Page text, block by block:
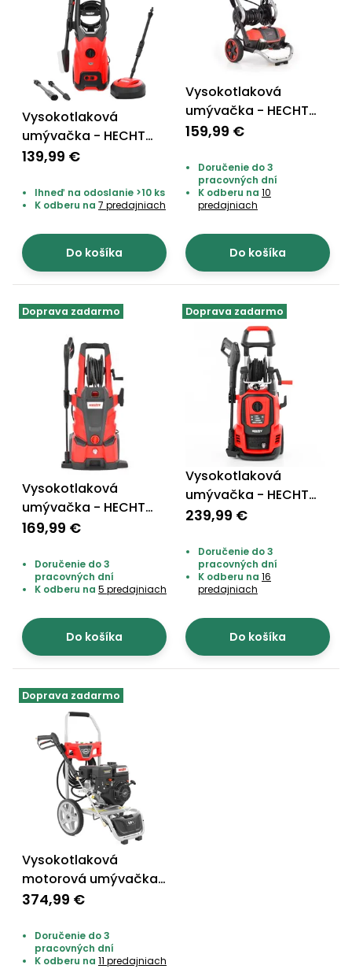
Vysokotlaková
umývačka - HECHT
32000
139,99 €
Ihneď na odoslanie >10 ks
K odberu na 7 predajniach
Do košíka
Vysokotlaková
umývačka - HECHT
351
159,99 €
Doručenie do 3
pracovných dní
K odberu na 10
predajniach
Do košíka
Doprava zadarmo
Vysokotlaková
umývačka - HECHT
324
169,99 €
Doručenie do 3
pracovných dní
K odberu na 5 predajniach
Do košíka
Doprava zadarmo
Vysokotlaková
umývačka - HECHT
336
239,99 €
Doručenie do 3
pracovných dní
K odberu na 16
predajniach
Do košíka
Doprava zadarmo
Vysokotlaková
motorová umývačka
- HECHT 3231
374,99 €
Doručenie do 3
pracovných dní
K odberu na 11 predajniach